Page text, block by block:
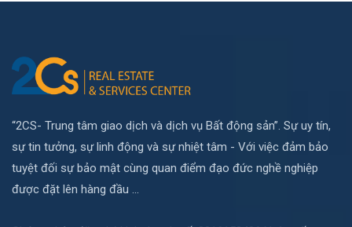
“2CS- Trung tâm giao dịch và dịch vụ Bất động sản”. Sự uy tín,
sự tin tưởng, sự linh động và sự nhiệt tâm - Với việc đảm bảo
tuyệt đối sự bảo mật cùng quan điểm đạo đức nghề nghiệp
được đặt lên hàng đầu ...